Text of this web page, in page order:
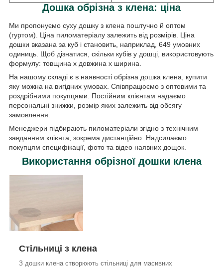
Дошка обрізна з клена: ціна
Ми пропонуємо суху дошку з клена поштучно й оптом
(гуртом). Ціна пиломатеріалу залежить від розмірів. Ціна
дошки вказана за куб і становить, наприклад, 649 умовних
одиниць. Щоб дізнатися, скільки кубів у дошці, використовують
формулу: товщина х довжина х ширина.
На нашому складі є в наявності обрізна дошка клена, купити
яку можна на вигідних умовах. Співпрацюємо з оптовими та
роздрібними покупцями. Постійним клієнтам надаємо
персональні знижки, розмір яких залежить від обсягу
замовлення.
Менеджери підбирають пиломатеріали згідно з технічним
завданням клієнта, зокрема дистанційно. Надсилаємо
покупцям специфікації, фото та відео наявних дощок.
Використання обрізної дошки клена
Стільниці з клена
З дошки клена створюють стільниці для масивних